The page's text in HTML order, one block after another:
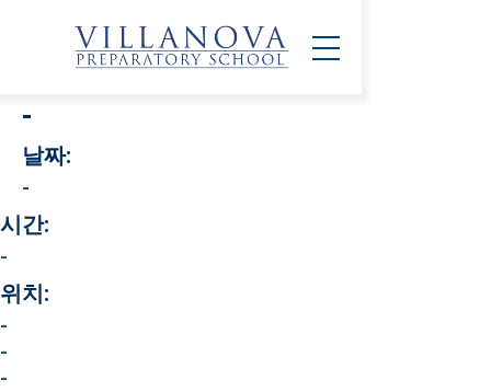
-
날짜:
-
시간:
-
위치:
-
-
-